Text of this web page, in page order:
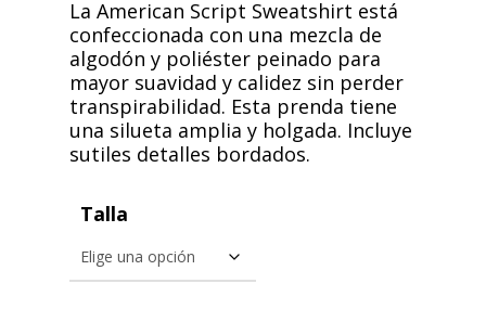
La American Script Sweatshirt está
confeccionada con una mezcla de
algodón y poliéster peinado para
mayor suavidad y calidez sin perder
transpirabilidad. Esta prenda tiene
una silueta amplia y holgada. Incluye
sutiles detalles bordados.
Talla